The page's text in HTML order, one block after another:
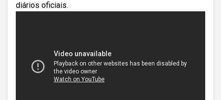
diários oficiais.